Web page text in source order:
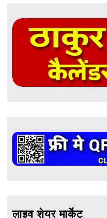
लाइव शेयर मार्केट